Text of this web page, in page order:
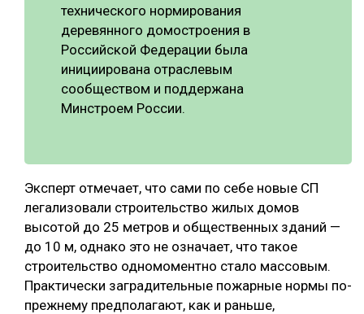
технического нормирования
деревянного домостроения в
Российской Федерации была
инициирована отраслевым
сообществом и поддержана
Минстроем России.
Эксперт отмечает, что сами по себе новые СП
легализовали строительство жилых домов
высотой до 25 метров и общественных зданий —
до 10 м, однако это не означает, что такое
строительство одномоментно стало массовым.
Практически заградительные пожарные нормы по-
прежнему предполагают, как и раньше,